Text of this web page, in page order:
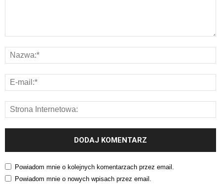
Powiadom mnie o kolejnych komentarzach przez email.
Powiadom mnie o nowych wpisach przez email.